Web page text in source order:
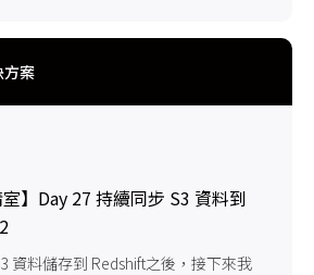
方案
室】Day 27 持續同步 S3 資料到
資料儲存到 Redshift之後，接下來我